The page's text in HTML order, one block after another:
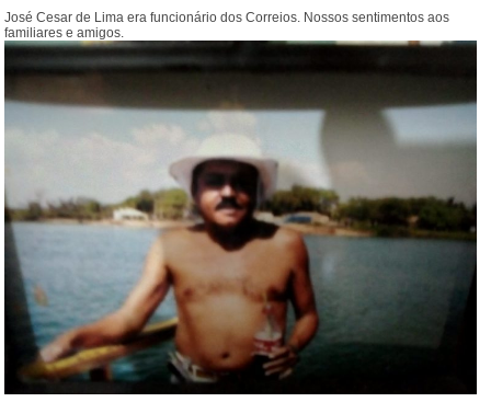
José Cesar de Lima era funcionário dos Correios. Nossos sentimentos aos
familiares e amigos.